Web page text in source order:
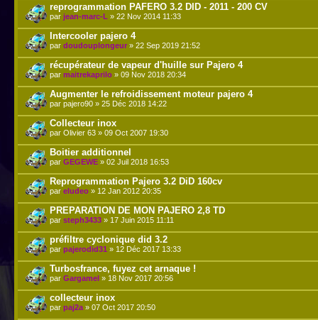
reprogrammation PAFERO 3.2 DID - 2011 - 200 CV
par jean-marc-L » 22 Nov 2014 11:33
Intercooler pajero 4
par doudouplongeur » 22 Sep 2019 21:52
récupérateur de vapeur d'huille sur Pajero 4
par maitrekaprilo » 09 Nov 2018 20:34
Augmenter le refroidissement moteur pajero 4
par pajero90 » 25 Déc 2018 14:22
Collecteur inox
par Olivier 63 » 09 Oct 2007 19:30
Boitier additionnel
par GEGEWE » 02 Juil 2018 16:53
Reprogrammation Pajero 3.2 DiD 160cv
par eludeo » 12 Jan 2012 20:35
PREPARATION DE MON PAJERO 2,8 TD
par steph3433 » 17 Juin 2015 11:11
préfiltre cyclonique did 3.2
par pajerodid31 » 12 Déc 2017 13:33
Turbosfrance, fuyez cet arnaque !
par Gargamel » 18 Nov 2017 20:56
collecteur inox
par paj2a » 07 Oct 2017 20:50